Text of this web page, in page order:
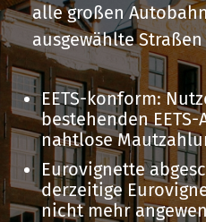
alle großen
ausgewählte
EETS-konform:
bestehenden
nahtlose
Eurovignette
derzeitige
nicht mehr